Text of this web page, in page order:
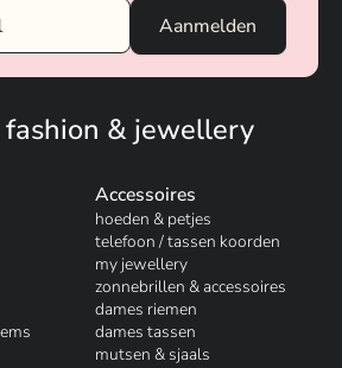
fashion & jewellery
Accessoires
hoeden & petjes
telefoon / tassen koorden
my jewellery
zonnebrillen & accessoires
dames riemen
dames tassen
mutsen & sjaals